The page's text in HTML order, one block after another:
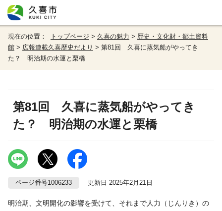
現在の位置： トップページ > 久喜の魅力 > 歴史・文化財・郷土資料
館 > 広報連載久喜歴史だより > 第81回 久喜に蒸気船がやってき
た？ 明治期の水運と栗橋
第81回 久喜に蒸気船がやってき
た？ 明治期の水運と栗橋
ページ番号1006233 更新日 2025年2月21日
明治期、文明開化の影響を受けて、それまで人力（じんりき）の